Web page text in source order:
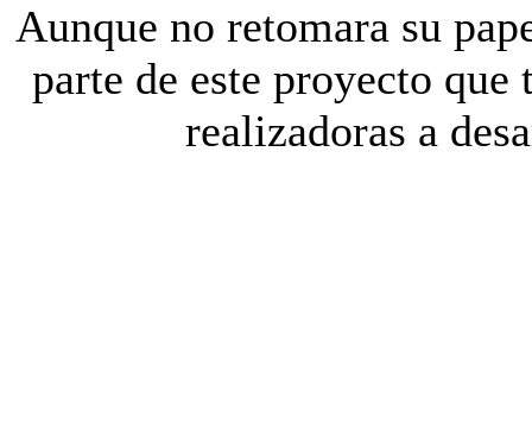
Aunque no retomara su
parte de este proyecto
realizadoras a